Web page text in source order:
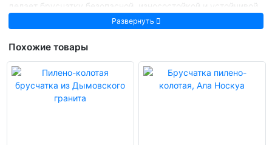
делает брусчатку безопасной, износостойкой и устойчивой
к воздействию внешней среды.
32018–2012,ГОСТ 9480–2012
осуществляется напрямую с завода. Возможен выбор
стандартных размеров или изготовление по
индивидуальному проекту. Доставка по России
автомобильным и железнодорожным транспортом.
Развернуть
Похожие товары